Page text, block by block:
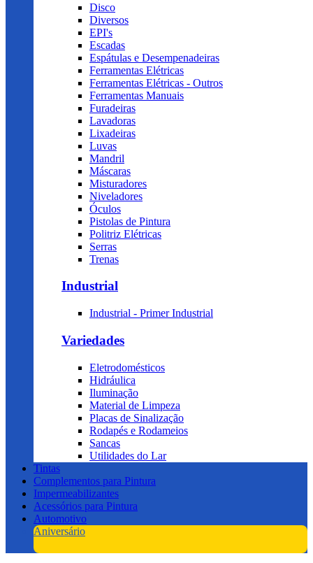
Disco
Diversos
EPI's
Escadas
Espátulas e Desempenadeiras
Ferramentas Elétricas
Ferramentas Elétricas - Outros
Ferramentas Manuais
Furadeiras
Lavadoras
Lixadeiras
Luvas
Mandril
Máscaras
Misturadores
Niveladores
Óculos
Pistolas de Pintura
Politriz Elétricas
Serras
Trenas
Industrial
Industrial - Primer Industrial
Variedades
Eletrodomésticos
Hidráulica
Iluminação
Material de Limpeza
Placas de Sinalização
Rodapés e Rodameios
Sancas
Utilidades do Lar
Tintas
Complementos para Pintura
Impermeabilizantes
Acessórios para Pintura
Automotivo
Aniversário